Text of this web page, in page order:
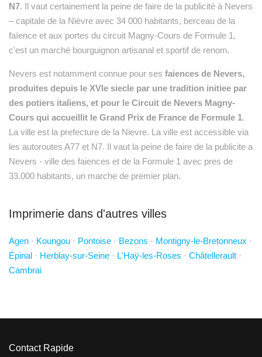
N7. Il vaut certainement la peine de faire de la publicité à Nevers
– capitale de la Nièvre avec 34 000 habitants, berceau de la
faïence et aux portes du circuit Magny-Cours de Formule 1,
c'est un marché bourguignon artisanal et sportif de renom.
Nevers est notamment connue pour ses faiences de Nevers,
produites depuis le XVIe siecle par une tradition initiee par
des potiers italiens, et pour le Circuit de Nevers Magny-
Cours qui accueillit le Grand Prix de France de Formule 1.
La ville est la prefecture de la Nievre. La ville est accessible via
les autoroutes A77 et N7. Il vaut la peine de faire de la publicite a
Nevers - ville des faiences et de la Formule 1 avec pres de
33.000 habitants, un marche de premier plan.
Imprimerie dans d'autres villes
Agen · Koungou · Pontoise · Bezons · Montigny-le-Bretonneux ·
Épinal · Herblay-sur-Seine · L'Haÿ-les-Roses · Châtellerault ·
Cambrai
Contact Rapide